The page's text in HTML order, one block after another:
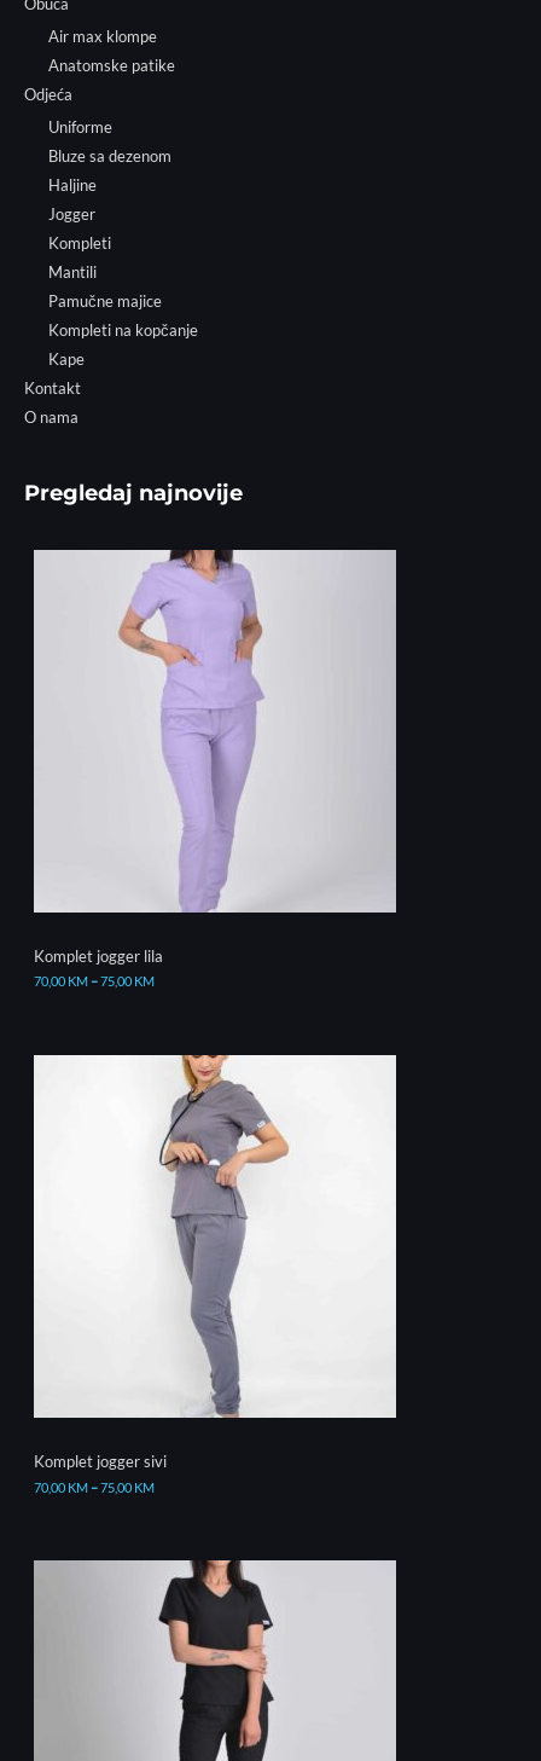
Air max klompe
Anatomske patike
Odjeća
Uniforme
Bluze sa dezenom
Haljine
Jogger
Kompleti
Mantili
Pamučne majice
Kompleti na kopčanje
Kape
Kontakt
O nama
Pregledaj najnovije
Komplet jogger lila
70,00 KM–75,00 KM
Komplet jogger sivi
70,00 KM–75,00 KM